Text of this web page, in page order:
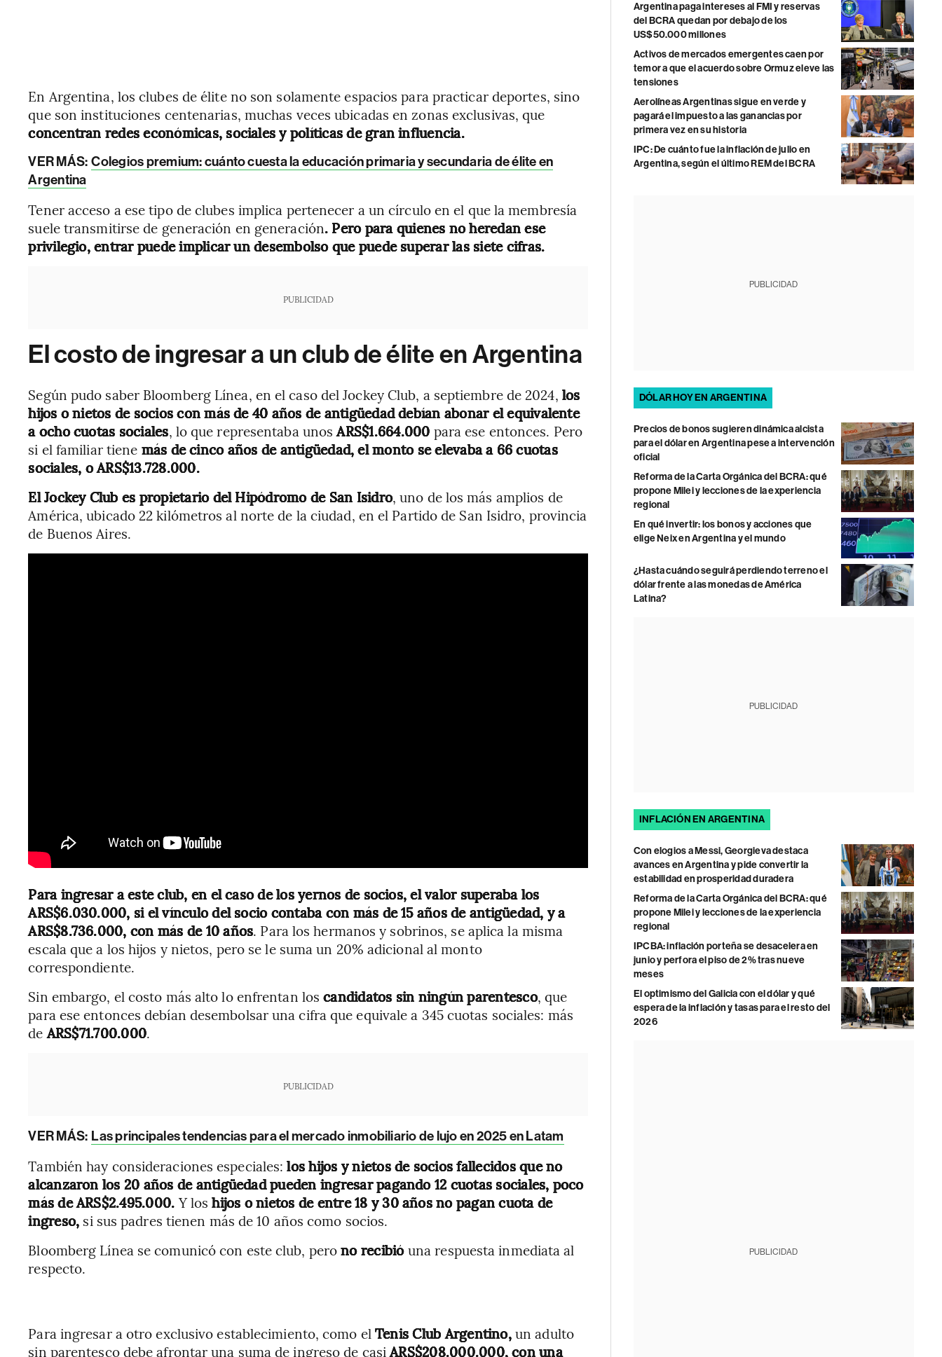
En Argentina, los clubes de élite no son solamente espacios para practicar deportes, sino
que son instituciones centenarias, muchas veces ubicadas en zonas exclusivas, que
concentran redes económicas, sociales y políticas de gran influencia.
VER MÁS: Colegios premium: cuánto cuesta la educación primaria y secundaria de élite en
Argentina
Tener acceso a ese tipo de clubes implica pertenecer a un círculo en el que la membresía
suele transmitirse de generación en generación. Pero para quienes no heredan ese
privilegio, entrar puede implicar un desembolso que puede superar las siete cifras.
PUBLICIDAD
El costo de ingresar a un club de élite en Argentina
Según pudo saber Bloomberg Línea, en el caso del Jockey Club, a septiembre de 2024, los
hijos o nietos de socios con más de 40 años de antigüedad debían abonar el equivalente
a ocho cuotas sociales, lo que representaba unosARS$1.664.000 para ese entonces. Pero
si el familiar tiene más de cinco años de antigüedad, el monto se elevaba a 66 cuotas
sociales, o ARS$13.728.000.
El Jockey Club es propietario del Hipódromo de San Isidro, uno de los más amplios de
América, ubicado 22 kilómetros al norte de la ciudad, en el Partido de San Isidro, provincia
de Buenos Aires.
Para ingresar a este club, en el caso de los yernos de socios, el valor superaba los
ARS$6.030.000, si el vínculo del socio contaba con más de 15 años de antigüedad, y a
ARS$8.736.000, con más de 10 años. Para los hermanos y sobrinos, se aplica la misma
escala que a los hijos y nietos, pero se le suma un 20% adicional al monto
correspondiente.
Sin embargo, el costo más alto lo enfrentan loscandidatos sin ningún parentesco, que
para ese entonces debían desembolsar una cifra que equivale a 345 cuotas sociales: más
deARS$71.700.000.
PUBLICIDAD
VER MÁS: Las principales tendencias para el mercado inmobiliario de lujo en 2025 en Latam
También hay consideraciones especiales: los hijos y nietos de socios fallecidos que no
alcanzaron los 20 años de antigüedad pueden ingresar pagando 12 cuotas sociales, poco
más de ARS$2.495.000. Y los hijos o nietos de entre 18 y 30 años no pagan cuota de
ingreso, si sus padres tienen más de 10 años como socios.
Bloomberg Línea se comunicó con este club, perono recibióuna respuesta inmediata al
respecto.
Para ingresar a otro exclusivo establecimiento, como elTenis Club Argentino,un adulto
sin parentesco debe afrontar una suma de ingreso de casiARS$208.000.000, con una
Argentina paga intereses al FMI y reservas
del BCRA quedan por debajo de los
US$50.000 millones
Activos de mercados emergentes caen por
temor a que el acuerdo sobre Ormuz eleve las
tensiones
Aerolíneas Argentinas sigue en verde y
pagará el impuesto a las ganancias por
primera vez en su historia
IPC: De cuánto fue la inflación de julio en
Argentina, según el último REM del BCRA
PUBLICIDAD
DÓLAR HOY EN ARGENTINA
Precios de bonos sugieren dinámica alcista
para el dólar en Argentina pese a intervención
oficial
Reforma de la Carta Orgánica del BCRA: qué
propone Milei y lecciones de la experiencia
regional
En qué invertir: los bonos y acciones que
elige Neix en Argentina y el mundo
¿Hasta cuándo seguirá perdiendo terreno el
dólar frente a las monedas de América
Latina?
PUBLICIDAD
INFLACIÓN EN ARGENTINA
Con elogios a Messi, Georgieva destaca
avances en Argentina y pide convertir la
estabilidad en prosperidad duradera
Reforma de la Carta Orgánica del BCRA: qué
propone Milei y lecciones de la experiencia
regional
IPCBA: inflación porteña se desacelera en
junio y perfora el piso de 2% tras nueve
meses
El optimismo del Galicia con el dólar y qué
espera de la inflación y tasas para el resto del
2026
PUBLICIDAD